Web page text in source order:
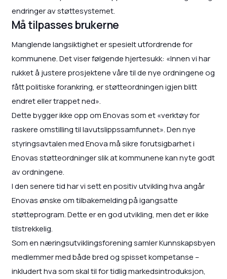
endringer av støttesystemet.
Må tilpasses brukerne
Manglende langsiktighet er spesielt utfordrende for
kommunene. Det viser følgende hjertesukk: «Innen vi har
rukket å justere prosjektene våre til de nye ordningene og
fått politiske forankring, er støtteordningen igjen blitt
endret eller trappet ned».
Dette bygger ikke opp om Enovas som et «verktøy for
raskere omstilling til lavutslippssamfunnet». Den nye
styringsavtalen med Enova må sikre forutsigbarhet i
Enovas støtteordninger slik at kommunene kan nyte godt
av ordningene.
I den senere tid har vi sett en positiv utvikling hva angår
Enovas ønske om tilbakemelding på igangsatte
støtteprogram. Dette er en god utvikling, men det er ikke
tilstrekkelig.
Som en næringsutviklingsforening samler Kunnskapsbyen
medlemmer med både bred og spisset kompetanse –
inkludert hva som skal til for tidlig markedsintroduksjon,